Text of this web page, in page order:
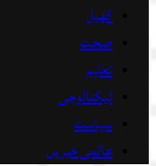
کھیل
صحت
تعلیم
ٹیکنالوجی
سیاست
عالمی خبریں